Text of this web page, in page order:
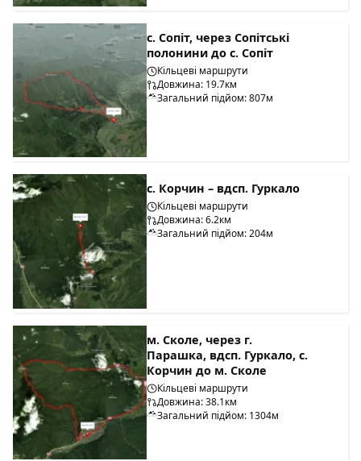
с. Сопіт, через Сопітські
полонини до с. Сопіт
Кільцеві маршрути
Довжина: 19.7км
Загальний підйом: 807м
с. Корчин – вдсп. Гуркало
Кільцеві маршрути
Довжина: 6.2км
Загальний підйом: 204м
м. Сколе, через г.
Парашка, вдсп. Гуркало, с.
Корчин до м. Сколе
Кільцеві маршрути
Довжина: 38.1км
Загальний підйом: 1304м